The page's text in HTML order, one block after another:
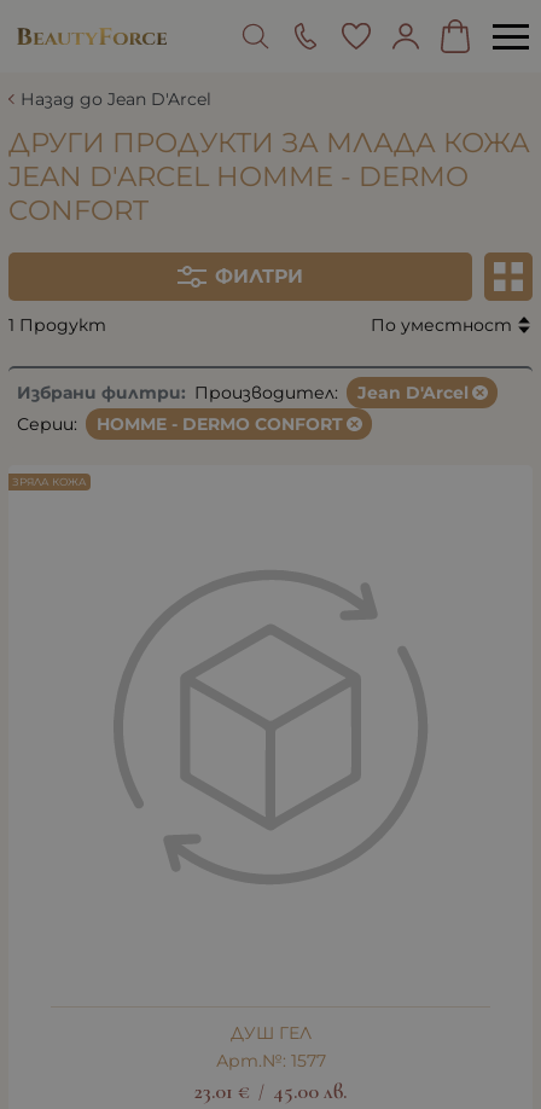
Назад до Jean D'Arcel
ДРУГИ ПРОДУКТИ ЗА МЛАДА КОЖА
JEAN D'ARCEL HOMME - DERMO
CONFORT
ФИЛТРИ
1 Продукт По уместност
Избрани филтри: Производител:
Jean D'Arcel
Серии:
HOMME - DERMO CONFORT
ДУШ ГЕЛ
Арт.№: 1577
23.01 € / 45.00лв.
ЗРЯЛА КОЖА